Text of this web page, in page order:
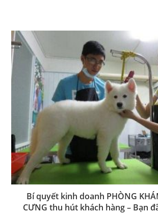
Bí quyết kinh doanh PHÒNG
CƯNG thu hút khách hàng – Bạn